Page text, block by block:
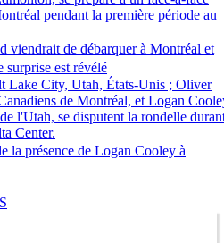
viendrait de débarquer à Montréal et
surprise est révélé
la présence de Logan Cooley à